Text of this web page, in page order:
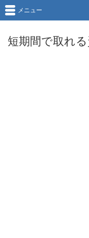
短期間で取れ
メニュー